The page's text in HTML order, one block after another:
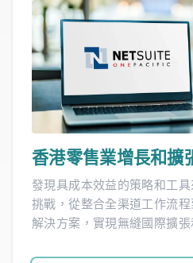
香港零售業增長和擴
發現具成本效益的策略和工
挑戰，從整合全渠道工作流
解決方案，實現無縫國際擴張